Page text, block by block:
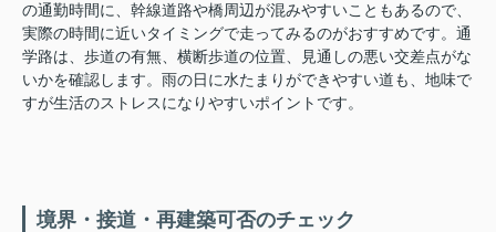
の通勤時間に、幹線道路や橋周辺が混みやすいこともあるので、
実際の時間に近いタイミングで走ってみるのがおすすめです。通
学路は、歩道の有無、横断歩道の位置、見通しの悪い交差点がな
いかを確認します。雨の日に水たまりができやすい道も、地味で
すが生活のストレスになりやすいポイントです。
境界・接道・再建築可否のチェック